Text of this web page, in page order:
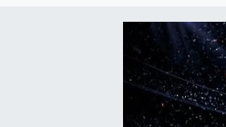
Buz Hokeyi